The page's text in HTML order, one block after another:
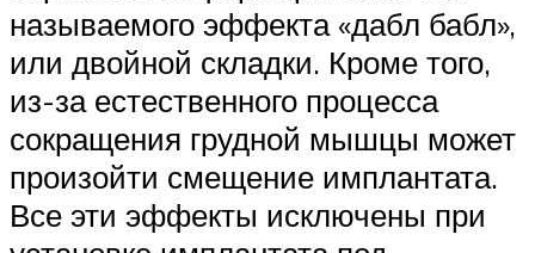
называемого эффекта «дабл бабл»,
или двойной складки. Кроме того,
из-за естественного процесса
сокращения грудной мышцы может
произойти смещение имплантата.
Все эти эффекты исключены при